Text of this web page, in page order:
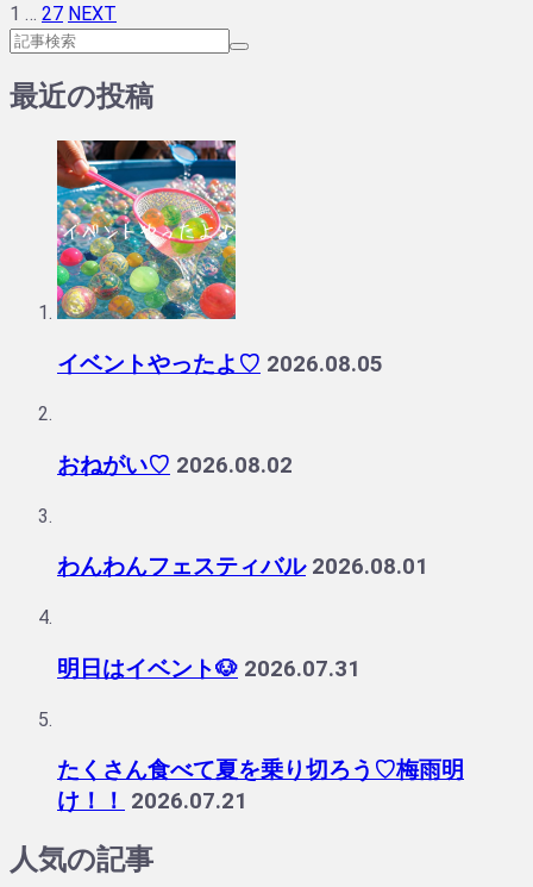
1 … 27 NEXT
最近の投稿
イベントやったよ♡ 2026.08.05
おねがい♡ 2026.08.02
わんわんフェスティバル 2026.08.01
明日はイベント🐶 2026.07.31
たくさん食べて夏を乗り切ろう♡梅雨明
け！！ 2026.07.21
人気の記事